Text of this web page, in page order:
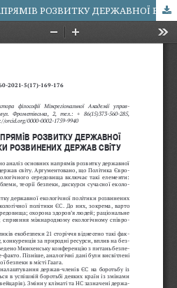
АНАЛІЗ ОСНОВНИХ НАПРЯМІВ РОЗВИТКУ ДЕРЖАВНОЇ ЕКОЛОГІЧНОЇ ПОЛІТИКИ РОЗВИНЕНИХ ДЕРЖАВ СВІТУ